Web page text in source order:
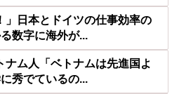
」日本とドイツの仕事効率の
数字に海外が...
ナム人「ベトナムは先進国よ
秀でているの...